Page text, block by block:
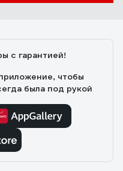
с гарантией!
чтобы
была под рукой